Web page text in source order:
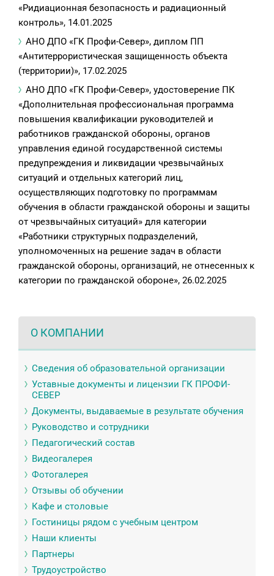
«Ридиационная безопасность и радиационный
контроль», 14.01.2025
АНО ДПО «ГК Профи-Север», диплом ПП
«Антитеррористическая защищенность объекта
(территории)», 17.02.2025
АНО ДПО «ГК Профи-Север», удостоверение ПК
«Дополнительная профессиональная программа
повышения квалификации руководителей и
работников гражданской обороны, органов
управления единой государственной системы
предупреждения и ликвидации чрезвычайных
ситуаций и отдельных категорий лиц,
осуществляющих подготовку по программам
обучения в области гражданской обороны и защиты
от чрезвычайных ситуаций» для категории
«Работники структурных подразделений,
уполномоченных на решение задач в области
гражданской обороны, организаций, не отнесенных к
категории по гражданской обороне», 26.02.2025
О КОМПАНИИ
Сведения об образовательной организации
Уставные документы и лицензии ГК ПРОФИ-
СЕВЕР
Документы, выдаваемые в результате обучения
Руководство и сотрудники
Педагогический состав
Видеогалерея
Фотогалерея
Отзывы об обучении
Кафе и столовые
Гостиницы рядом с учебным центром
Наши клиенты
Партнеры
Трудоустройство